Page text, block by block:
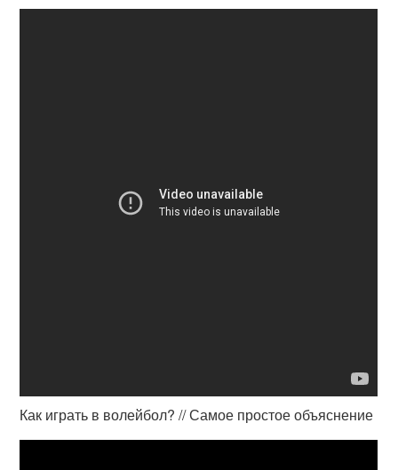
Как играть в волейбол? // Самое простое объяснение